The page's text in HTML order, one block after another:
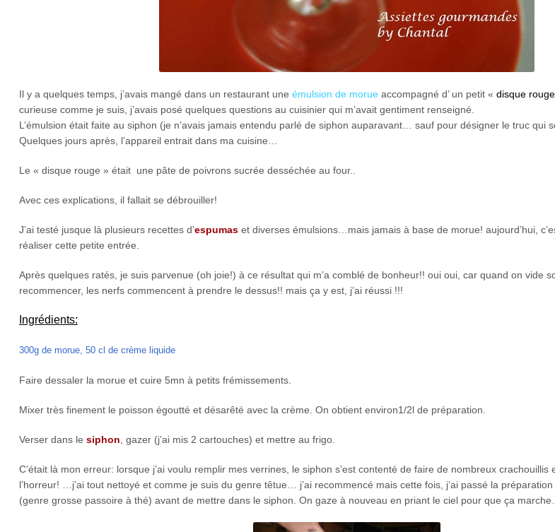
Il y a quelques temps, j’avais mangé dans un restaurant une émulsion de morueaccompagné d’ un petit « disque rouge
curieuse comme je suis, j’avais posé quelques questions au cuisinier qui m’avait gentiment renseigné.
L’émulsion était faite au siphon (je n’avais jamais entendu parlé de siphon auparavant… sauf pour désigner le truc qui
Quelques jours après, l’appareil entrait dans ma cuisine…
Le « disque rouge » était une pâte de poivrons sucrée desséchée au four..
Avec ces explications, il fallait se débrouiller!
J’ai testé jusque là plusieurs recettes d’espumaset diverses émulsions…mais jamais à base de morue! aujourd’hui,
réaliser cette petite entrée.
Après quelques ratés, je suis parvenue (oh joie!) à ce résultat qui m’a comblé de bonheur!! oui oui, car quand on vide
recommencer, les nerfs commencent à prendre le dessus!! mais ça y est, j’ai réussi !!!
Ingrédients:
300g de morue, 50 cl de crème liquide
Faire dessaler la morue et cuire 5mn à petits frémissements.
Mixer très finement le poisson égoutté et désarêté avec la crème. On obtient environ1/2l de préparation.
Verser dans le siphon, gazer (j’ai mis 2 cartouches) et mettre au frigo.
C’était là mon erreur: lorsque j’ai voulu remplir mes verrines, le siphon s’est contenté de faire de nombreux crachouillis
l’horreur! …j’ai tout nettoyé et comme je suis du genre têtue… j’ai recommencé mais cette fois, j’ai passé la
(genre grosse passoire à thé) avant de mettre dans le siphon. On gaze à nouveau en priant le ciel pour que ça